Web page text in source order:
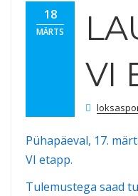
18
MÄRTS
VI
Pühapäeval, 17.
VI etapp.
Tulemustega saad